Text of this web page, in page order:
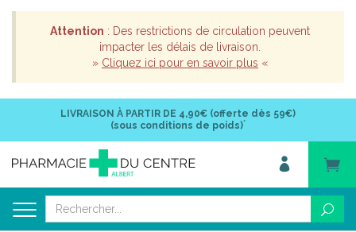
Attention : Des restrictions de circulation peuvent
impacter les délais de livraison.
» Cliquez ici pour en savoir plus «
LIVRAISON À PARTIR DE 4,90€ (offerte dès 59€)
(sous conditions de poids)*